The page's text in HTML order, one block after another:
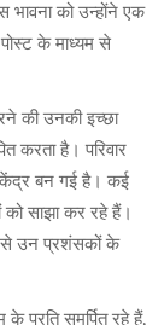
भावना को उन्होंने एक
के माध्यम से
की उनकी इच्छा
करता है। परिवार
केंद्र बन गई है। कई
साझा कर रहे हैं।
से उन प्रशंसकों के
समर्पित रहे हैं,